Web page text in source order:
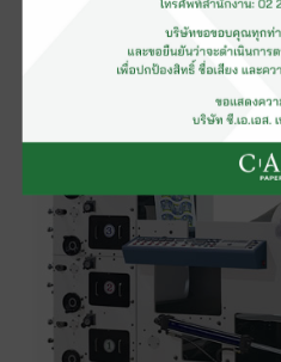
Pad printing system